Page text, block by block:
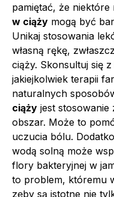
pamiętać, że niektóre
w ciąży mogą być
Unikaj stosowania
własną rękę,
ciąży. Skonsultuj się
jakiejkolwiek terapii
naturalnych
ciąży jest
obszar. Może to
uczucia bólu.
wodą solną może
flory bakteryjnej w
to problem, któremu
zęby są istotne nie